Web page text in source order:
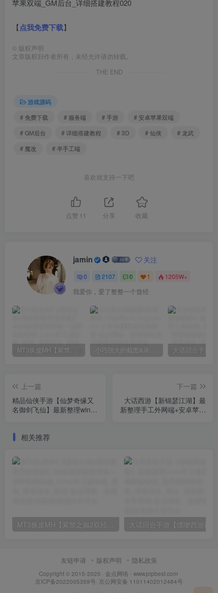
【点我免费下载】
© 版权声明
文章版权归作者所有，未经允许请勿转载。
THE END
游戏源码
# 免费下载
# 服务端 # 手游
# 安卓苹果双端
# GM后台
# 详细搭建教程 # 3D # 仙侠
# 龙武
# 魔改
# 半手工端
喜欢就支持一下吧
点赞 11 分享 收藏
jamin 关注
0 2107 0 1 1205W+
我爱你，爱了整整一个曾经
MT3换皮MH【紫禁之巅2双经脉尊享挂机版】2025最新整理单机一键即玩镜像端_Linux手工服务端_源码_管理后台_教程 小巧强大的截图&录屏软件 | FastStone Capture v11.2 中文破解绿色便携版
上一篇
精品仙侠手游【仙梦奇缘又
名御剑飞仙】最新整理win一
下一篇
大话西游【新锦瑟江湖】最
新整理手工外网端+安卓苹果
相关推荐
友链申请 版权声明 隐私政策
Copyright © 2015-2025 · 金点网络 - www.pipbest.com
京ICP备2022005359号· 京公网安备 11011402012484号